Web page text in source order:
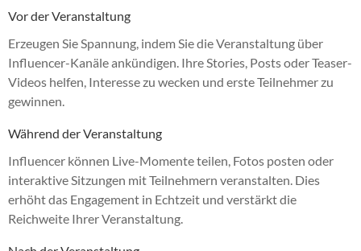
Vor der Veranstaltung
Erzeugen Sie Spannung, indem Sie die Veranstaltung über
Influencer-Kanäle ankündigen. Ihre Stories, Posts oder Teaser-
Videos helfen, Interesse zu wecken und erste Teilnehmer zu
gewinnen.
Während der Veranstaltung
Influencer können Live-Momente teilen, Fotos posten oder
interaktive Sitzungen mit Teilnehmern veranstalten. Dies
erhöht das Engagement in Echtzeit und verstärkt die
Reichweite Ihrer Veranstaltung.